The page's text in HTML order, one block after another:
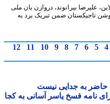
بیرانوند، دروازن بان ملی
ضمن تبریک برد به
5
6
7
8
9
10
11
12
به جدایی نیست
فسخ یاسر آسانی به کجا